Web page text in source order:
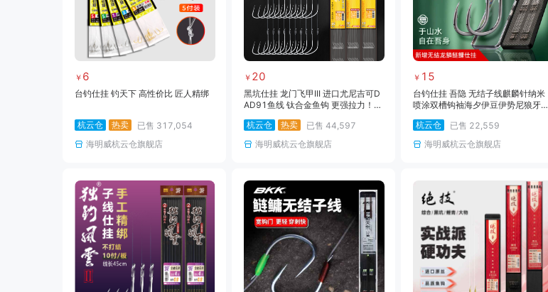
￥ 6
台钓仕挂 钓天下 高性价比 匠人精绑
杭云仓 热卖 已售 317,054
海明威杭云仓旗舰店
￥ 20
黑坑仕挂 龙门飞甲III 进口尤尼吉可D
AD91鱼线 钛合金鱼钩 更强拉力！
杭云仓
热卖 已售 44,597
海明威杭云仓旗舰店
￥ 15
台钓仕挂 吾隐 无结子线麒麟针纳米
喷涂双槽钩袖海夕伊豆伊势尼狼牙大
杭云仓
已售 22,559
海明威杭云仓旗舰店